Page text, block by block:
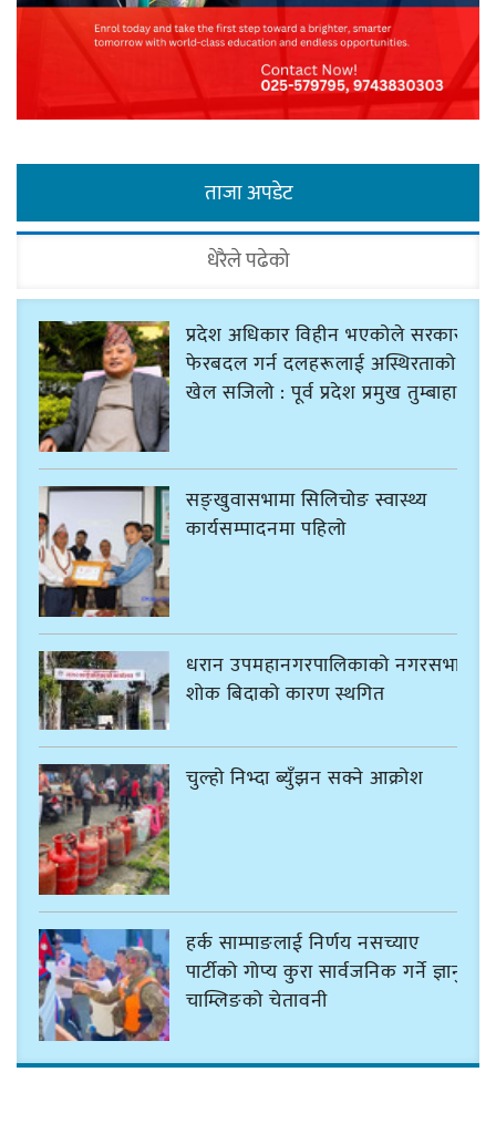
ताजा अपडेट
धेरैले पढेको
प्रदेश अधिकार विहीन भएकोले सरकार
फेरबदल गर्न दलहरूलाई अस्थिरताको
खेल सजिलो : पूर्व प्रदेश प्रमुख तुम्बाहाङ
सङ्खुवासभामा सिलिचोङ स्वास्थ्य
कार्यसम्पादनमा पहिलो
धरान उपमहानगरपालिकाको नगरसभा
शोक बिदाको कारण स्थगित
चुल्हो निभ्दा ब्युँझन सक्ने आक्रोश
हर्क साम्पाङलाई निर्णय नसच्याए
पार्टीको गोप्य कुरा सार्वजनिक गर्ने ज्ञानु
चाम्लिङको चेतावनी